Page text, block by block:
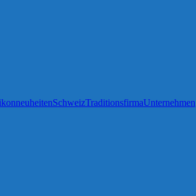
neuheitenSchweizTraditionsfirmaUnternehmen